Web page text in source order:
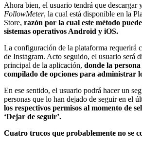
Ahora bien, el usuario tendrá que descargar
FollowMeter, la cual está disponible en la
Store, razón por la cual este método
sistemas operativos Android y iOS.
La configuración de la plataforma requerirá
de Instagram. Acto seguido, el usuario será
principal de la aplicación, donde la
compilado de opciones para administrar
En ese sentido, el usuario podrá hacer un
personas que lo han dejado de seguir en el
los respectivos permisos al momento de
‘Dejar de seguir’.
Cuatro trucos que probablemente no se